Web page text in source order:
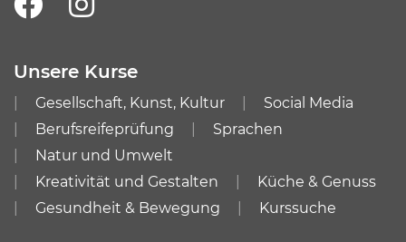
Unsere Kurse
Gesellschaft, Kunst, Kultur
Social Media
Berufsreifeprüfung
Sprachen
Natur und Umwelt
Kreativität und Gestalten
Küche & Genuss
Gesundheit & Bewegung
Kurssuche